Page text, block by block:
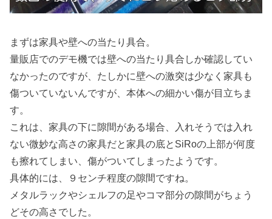
まずは家具や壁への当たり具合。
量販店でのデモ機では壁への当たり具合しか確認してい
なかったのですが、たしかに壁への激突は少なく家具も
傷ついていないんですが、本体への細かい傷が目立ちま
す。
これは、家具の下に隙間がある場合、入れそうでは入れ
ない微妙な高さの家具だと家具の底とSiRoの上部が何度
も擦れてしまい、傷がついてしまったようです。
具体的には、９センチ程度の隙間ですね。
メタルラックやシェルフの足やコマ部分の隙間がちょう
どその高さでした。